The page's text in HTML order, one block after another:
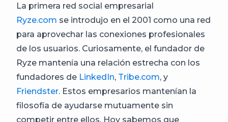
La primera red social empresarial
Ryze.com se introdujo en el 2001 como una red
para aprovechar las conexiones profesionales
de los usuarios. Curiosamente, el fundador de
Ryze mantenía una relación estrecha con los
fundadores de LinkedIn, Tribe.com, y
Friendster. Estos empresarios mantenían la
filosofía de ayudarse mutuamente sin
competir entre ellos. Hoy sabemos que